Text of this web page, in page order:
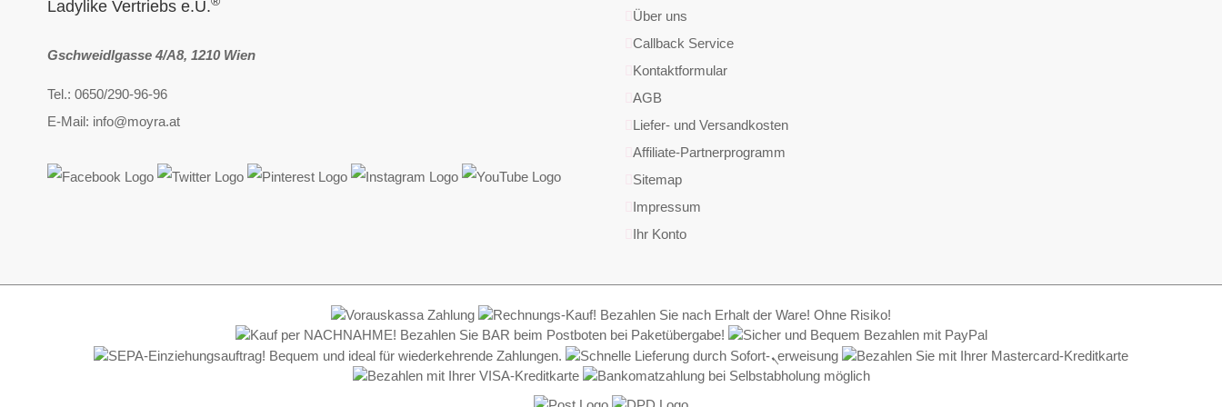
Ladylike Vertriebs e.U.
Gschweidlgasse 4/A8, 1210 Wien
Tel.: 0650/290-96-96
E-Mail: info@moyra.at
Über uns
Callback Service
Kontaktformular
AGB
Liefer- und Versandkosten
Affiliate-Partnerprogramm
Sitemap
Impressum
Ihr Konto